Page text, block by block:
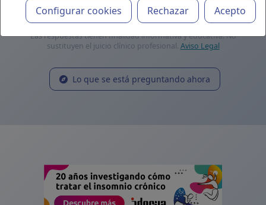
más adecuado a las necesidades del paciente.
Configurar cookies Rechazar Acepto
Las respuestas tienen finalidad informativa y educativa. No
sustituyen el juicio clínico profesional. Aviso Legal
Lo que se está preguntando ahora